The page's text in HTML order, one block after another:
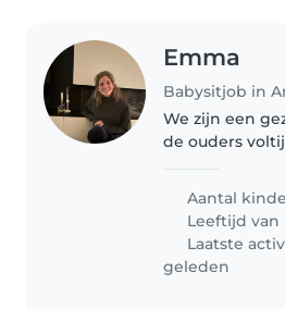
Emma
Babysitjob in
We zijn een
de ouders
Aantal
Leeftijd
Laatste
geleden